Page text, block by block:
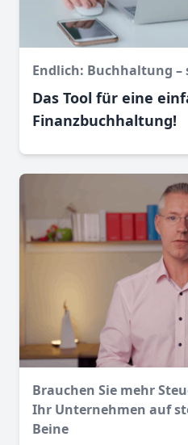
Endlich: Buchhaltung –
Das Tool für eine
Finanz­buchhaltung!
Brauchen Sie mehr
Ihr Unternehmen auf
Beine